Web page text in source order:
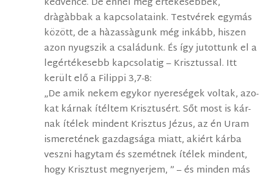
dràgàbbak a kapcsolataink. Testvérek egymás
között, de a hàzassàgunk még inkább, hiszen
azon nyugszik a családunk. És így jutottunk el a
legértékesebb kapcsolatig – Krisztussal. Itt
került elő a Filippi 3,7-8:
„De amik ne­kem egy­kor nye­re­sé­gek vol­tak, azo­
kat kár­nak ítél­tem Krisz­tu­sért. Sőt most is kár­
nak íté­lek min­dent Krisz­tus Jé­zus, az én Uram
is­me­re­té­nek gaz­dag­sá­ga mi­att, aki­ért kár­ba
vesz­ni hagy­tam és sze­mét­nek íté­lek min­dent,
hogy Krisz­tust meg­nyer­jem, ” – és minden más